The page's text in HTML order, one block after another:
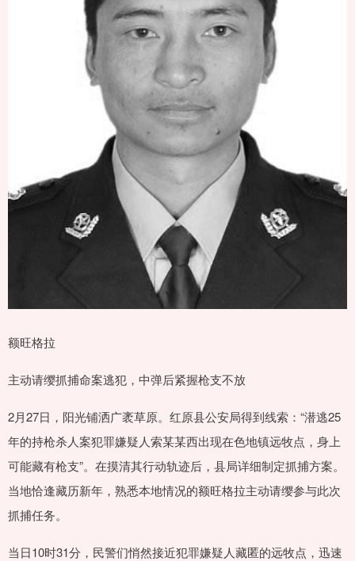
额旺格拉
主动请缨抓捕命案逃犯，中弹后紧握枪支不放
2月27日，阳光铺洒广袤草原。红原县公安局得到线索：“潜逃25
年的持枪杀人案犯罪嫌疑人索某某西出现在色地镇远牧点，身上
可能藏有枪支”。在摸清其行动轨迹后，县局详细制定抓捕方案。
当地恰逢藏历新年，熟悉本地情况的额旺格拉主动请缨参与此次
抓捕任务。
当日10时31分，民警们悄然接近犯罪嫌疑人藏匿的远牧点，迅速